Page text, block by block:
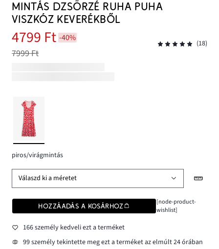
MINTÁS DZSÖRZÉ RUHA PUHA
VISZKÓZ KEVERÉKBŐL
4799 Ft -40%
7999 Ft
(18)
piros/virágmintás
Válaszd ki a méretet
HOZZÁADÁS A KOSÁRHOZ
[node-product-
wishlist]
166 személy kedveli ezt a terméket
99 személy tekintette meg ezt a terméket az elmúlt 24 órában